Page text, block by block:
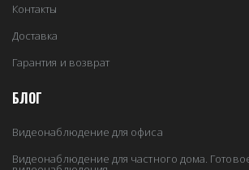
Контакты
Доставка
Гарантия и возврат
БЛОГ
Видеонаблюдение для офиса
Видеонаблюдение для частного дома.